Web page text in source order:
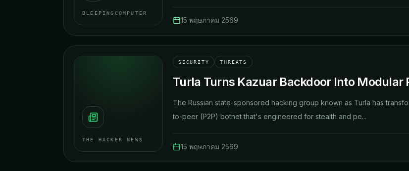
BLEEPINGCOMPUTER
15 พฤษภาคม 2569
THE HACKER NEWS
SECURITY THREATS
Turla Turns Kazuar Backdoor Into
The Russian state-sponsored hacking group known as Turla has
to-peer (P2P) botnet that's engineered for stealth and pe...
15 พฤษภาคม 2569